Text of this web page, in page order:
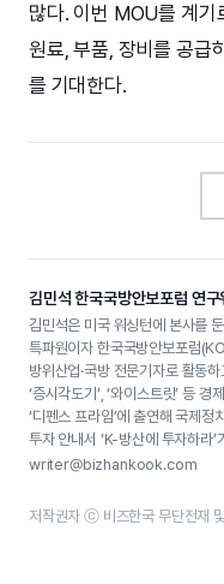
많다. 이번 MOU를 계기
원료, 부품, 장비를 공급
를 기대한다.
김민석 한국국방안보포럼 연구
김민석은 미국 워싱턴에 본사를
특파원이자 한국국방안보포럼
방위산업·국방 전문기자로 활동하
‘증시각도기’, ‘와이스트릿’ 등 경
‘디펜스 프라임’에 출연해 국제
투자 안내서 ‘K-방산에 투자하라’
writer@bizhankook.com
저작권자 ⓒ 비즈한국 무단전재